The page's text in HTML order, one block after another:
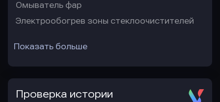
Омыватель фар
Электрообогрев зоны стеклоочистителей
Показать больше
Проверка истории